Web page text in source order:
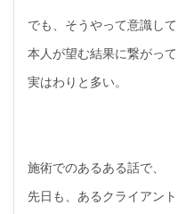
でも、そうやって意識して
本人が望む結果に繋がって
実はわりと多い。
施術でのあるある話で、
先日も、あるクライアント